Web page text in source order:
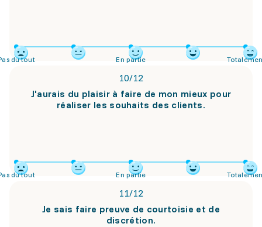
du tout En partie
10/12
J'aurais du plaisir à faire de mon mieux pour
réaliser les souhaits des clients.
du tout En partie
11/12
Je sais faire preuve de courtoisie et de
discrétion.